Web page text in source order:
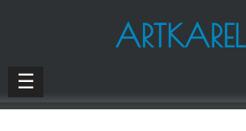
ARTKAREL
☰